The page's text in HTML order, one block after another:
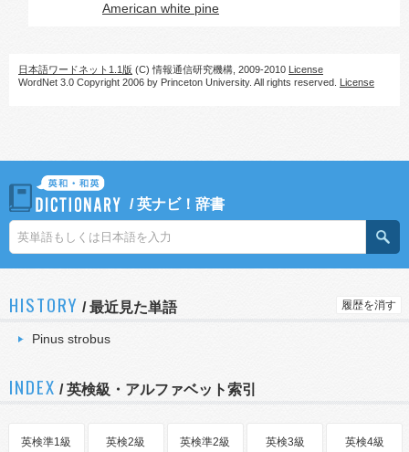
American white pine
日本語ワードネット1.1版 (C) 情報通信研究機構, 2009-2010 License
WordNet 3.0 Copyright 2006 by Princeton University. All rights reserved. License
/英ナビ！辞書
HISTORY /最近見た単語 履歴を消す
Pinus strobus
INDEX / 英検級・アルファベット索引
英検準1級 英検2級 英検準2級 英検3級 英検4級